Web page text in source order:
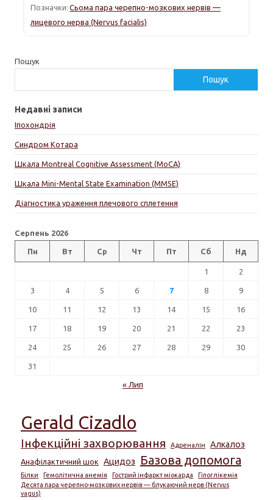
Позначки: Сьома пара черепно-мозкових нервів —
лицевого нерва (Nervus facialis)
Пошук
Пошук
Недавні записи
Іпохондрія
Синдром Котара
Шкала Montreal Cognitive Assessment (MoCA)
Шкала Mini-Mental State Examination (MMSE)
Діагностика ураження плечового сплетення
Серпень 2026
Пн Вт Ср Чт Пт Сб Нд
1 2
3 4 5 6 7 8 9
10 11 12 13 14 15 16
17 18 19 20 21 22 23
24 25 26 27 28 29 30
31
« Лип
Gerald Cizadlo
Інфекційні захворювання Адреналін Алкалоз
Анафілактичний шок Ацидоз Базова допомога
Білки Гемолітична анемія Гострий інфаркт міокарда
Гіпоглікемія
Десята пара черепно-мозкових нервів — блукаючий нерв (Nervus
vagus)